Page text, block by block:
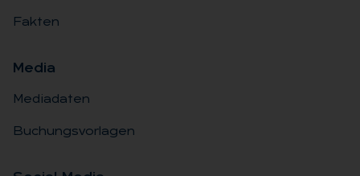
Fakten
Me­dia
Mediadaten
Buchungsvorlagen